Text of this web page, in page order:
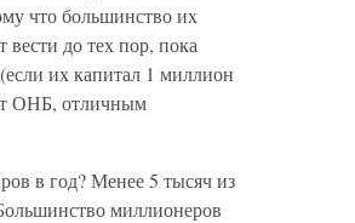
что большинство их
до тех пор, пока
их капитал 1 миллион
ОНБ, отличным
в год? Менее 5 тысяч из
миллионеров